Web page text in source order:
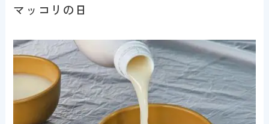
マッコリの日